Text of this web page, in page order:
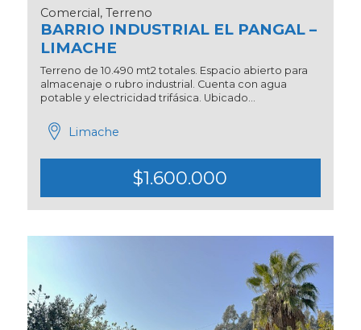
Comercial, Terreno
BARRIO INDUSTRIAL EL PANGAL –
LIMACHE
Terreno de 10.490 mt2 totales. Espacio abierto para
almacenaje o rubro industrial. Cuenta con agua
potable y electricidad trifásica. Ubicado...
Limache
$1.600.000